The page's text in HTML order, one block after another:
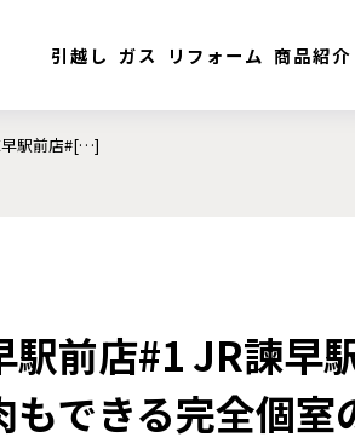
引越し ガス リフォーム 商品紹介
早駅前店#[…]
駅前店#1 JR諫早
もできる完全個室